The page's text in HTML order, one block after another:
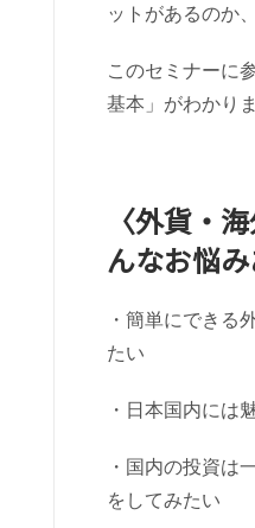
ットがあるのか、
このセミナーに
基本」がわかりま
〈外貨・
んなお悩み
・簡単にできる
たい
・日本国内には
・国内の投資は
をしてみたい